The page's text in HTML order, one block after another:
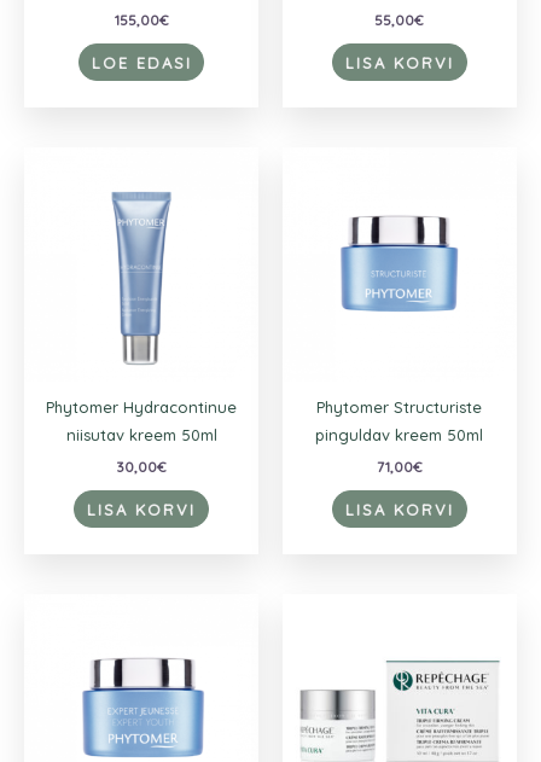
155,00€
LOE EDASI
55,00€
LISA KORVI
Phytomer Hydracontinue
niisutav kreem 50ml
30,00€
LISA KORVI
Phytomer Structuriste
pinguldav kreem 50ml
71,00€
LISA KORVI